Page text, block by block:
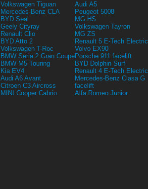
Volkswagen Tiguan
Mercedes-Benz CLA
BYD Seal
Geely Cityray
Renault Clio
BYD Atto 2
Volkswagen T-Roc
BMW Seria 2 Gran Coupe
BMW M5 Touring
Kia EV4
Audi A6 Avant
Citroen C3 Aircross
MINI Cooper Cabrio
Audi A5
Peugeot 5008
MG HS
Volkswagen Tayron
MG ZS
Renault 5 E-Tech Electric
Volvo EX90
Porsche 911 facelift
BYD Dolphin Surf
Renault 4 E-Tech Electric
Mercedes-Benz Clasa G
facelift
Alfa Romeo Junior